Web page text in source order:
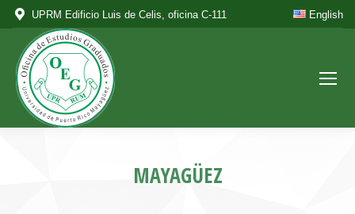
UPRM Edificio Luis de Celis, oficina C-111 English
MAYAGÜEZ